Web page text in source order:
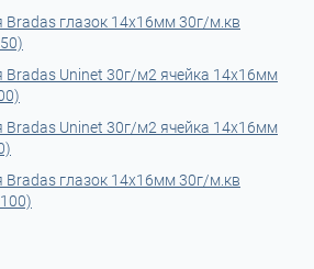
Bradas глазок 14х16мм 30г/м.кв
Bradas Uninet 30г/м2 ячейка 14х16мм
Bradas Uninet 30г/м2 ячейка 14х16мм
Bradas глазок 14х16мм 30г/м.кв